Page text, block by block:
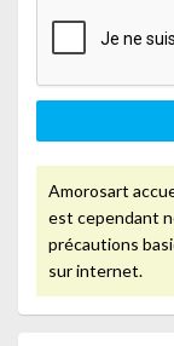
Amorosart
est cependant
précautions
sur internet.